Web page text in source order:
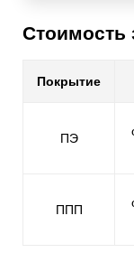
Стоимость
Покрытие
ПЭ
ППП